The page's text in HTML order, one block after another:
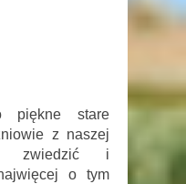
piękne stare
z naszej
zwiedzić i
o tym